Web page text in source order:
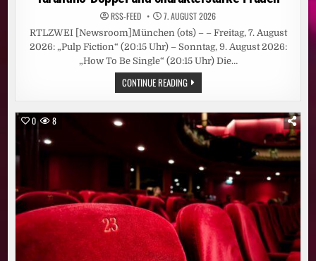
RSS-FEED 7. AUGUST 2026
RTLZWEI [Newsroom]München (ots) – – Freitag, 7. August
2026: „Pulp Fiction“ (20:15 Uhr) – Sonntag, 9. August 2026:
„How To Be Single“ (20:15 Uhr) Die…
CONTINUE READINGDIE
SPIELFILM-
HIGHLIGHTS
BEI
RTLZWEI:
QUENTIN-
TARANTINO-
DOPPEL
CHARAKTERSTARKE
FRAUEN
0 8